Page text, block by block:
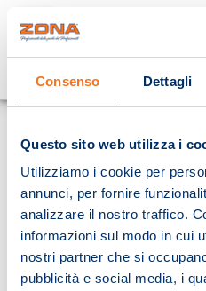
Consenso Dettagli
Questo sito web utilizza i
Utilizziamo i cookie per
annunci, per fornire
analizzare il nostro traffico.
informazioni sul modo in cui
nostri partner che si
pubblicità e social media, i
Cosa stai cercando?